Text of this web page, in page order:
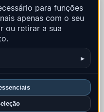
para funções
apenas com o seu
ou retirar a sua
▸
recentes
neste país